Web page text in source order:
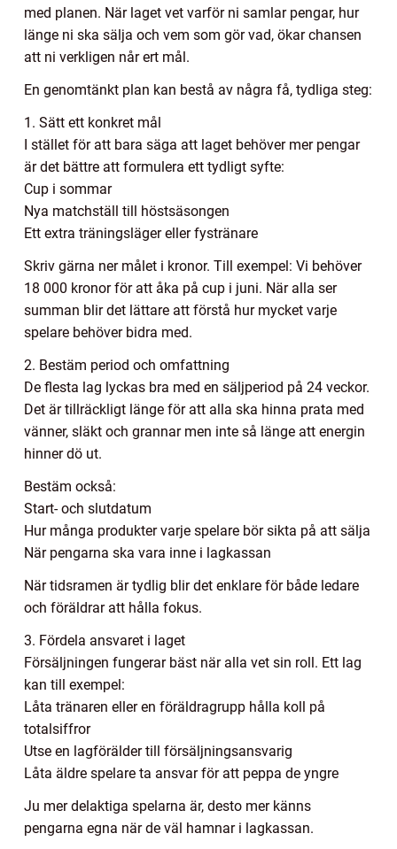
med planen. När laget vet varför ni samlar pengar, hur
länge ni ska sälja och vem som gör vad, ökar chansen
att ni verkligen når ert mål.
En genomtänkt plan kan bestå av några få, tydliga steg:
1. Sätt ett konkret mål
I stället för att bara säga att laget behöver mer pengar
är det bättre att formulera ett tydligt syfte:
Cup i sommar
Nya matchställ till höstsäsongen
Ett extra träningsläger eller fystränare
Skriv gärna ner målet i kronor. Till exempel: Vi behöver
18 000 kronor för att åka på cup i juni. När alla ser
summan blir det lättare att förstå hur mycket varje
spelare behöver bidra med.
2. Bestäm period och omfattning
De flesta lag lyckas bra med en säljperiod på 24 veckor.
Det är tillräckligt länge för att alla ska hinna prata med
vänner, släkt och grannar men inte så länge att energin
hinner dö ut.
Bestäm också:
Start- och slutdatum
Hur många produkter varje spelare bör sikta på att sälja
När pengarna ska vara inne i lagkassan
När tidsramen är tydlig blir det enklare för både ledare
och föräldrar att hålla fokus.
3. Fördela ansvaret i laget
Försäljningen fungerar bäst när alla vet sin roll. Ett lag
kan till exempel:
Låta tränaren eller en föräldragrupp hålla koll på
totalsiffror
Utse en lagförälder till försäljningsansvarig
Låta äldre spelare ta ansvar för att peppa de yngre
Ju mer delaktiga spelarna är, desto mer känns
pengarna egna när de väl hamnar i lagkassan.